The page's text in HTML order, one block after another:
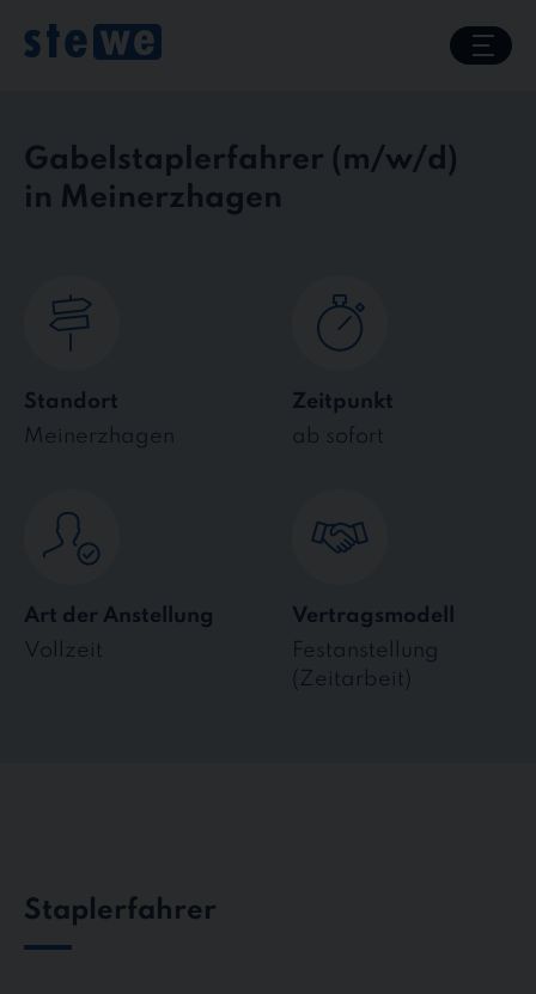
content
Gabelstaplerfahrer
in Meinerzhagen
Standort
Meinerzhagen
Zeitpunkt
ab sofort
Art der Anstellung
Vollzeit
Vertragsmodell
Festanstellung
(Zeitarbeit)
Staplerfahrer